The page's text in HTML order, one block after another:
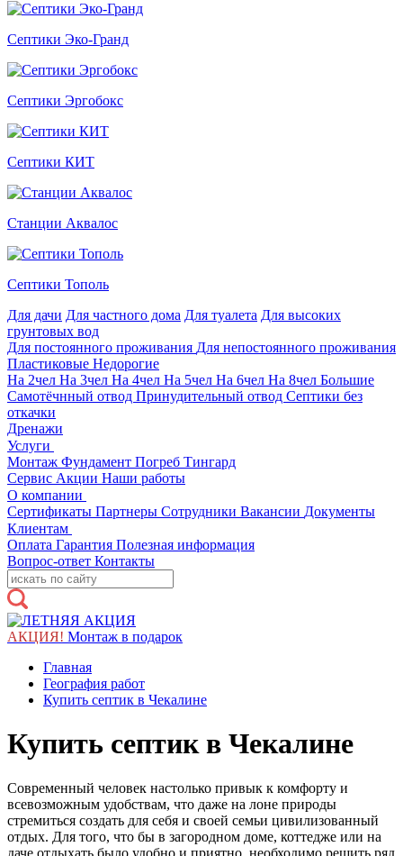
Септики Эко-Гранд
Септики Эргобокс
Септики КИТ
Станции Аквалос
Септики Тополь
Для дачи Для частного дома Для туалета Для высоких
грунтовых вод
Для постоянного проживания Для непостоянного проживания
Пластиковые Недорогие
На 2чел На 3чел На 4чел На 5чел На 6чел На 8чел Большие
Самотёчнный отвод Принудительный отвод Септики без
откачки
Дренажи
Услуги
Монтаж Фундамент Погреб Тингард
Сервис Акции Наши работы
О компании
Сертификаты Партнеры Сотрудники Вакансии Документы
Клиентам
Оплата Гарантия Полезная информация
Вопрос-ответ Контакты
АКЦИЯ! Монтаж в подарок
Главная
География работ
Купить септик в Чекалине
Купить септик в Чекалине
Современный человек настолько привык к комфорту и
всевозможным удобствам, что даже на лоне природы
стремиться создать для себя и своей семьи цивилизованный
отдых. Для того, что бы в загородном доме, коттедже или на
даче отдыхать было удобно и приятно, необходимо решить ряд